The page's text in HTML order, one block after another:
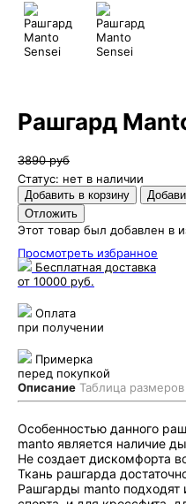
Рашгард
3890 руб
Статус: нет в наличии
Этот товар был добавлен в
Просмотреть избранное
Бесплатная доставка
от 10000 руб.
Оплата
при получении
Примерка
перед покупкой
Описание Таблица размеров
Особенностью данного
manto является наличие
Не создает дискомфорта
Ткань рашгарда
Рашгарды manto подходят